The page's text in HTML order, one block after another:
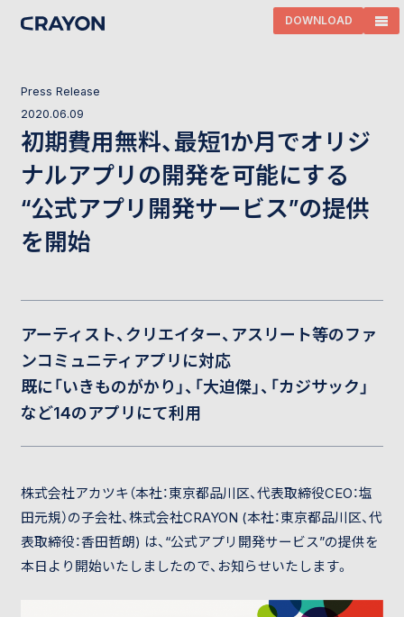
Press Release
2020.06.09
初期費用無料、最短1か月でオリジ
ナルアプリの開発を可能にする
“公式アプリ開発サービス”の提供
を開始
アーティスト、クリエイター、アスリート等のファ
ンコミュニティアプリに対応
既に「いきものがかり」、「大迫傑」、「カジサック」
など14のアプリにて利用
株式会社アカツキ（本社：東京都品川区、代表取締役CEO：塩
田元規）の子会社、株式会社CRAYON (本社：東京都品川区、代
表取締役：香田哲朗) は、“公式アプリ開発サービス”の提供を
本日より開始いたしましたので、お知らせいたします。
DOWNLOAD